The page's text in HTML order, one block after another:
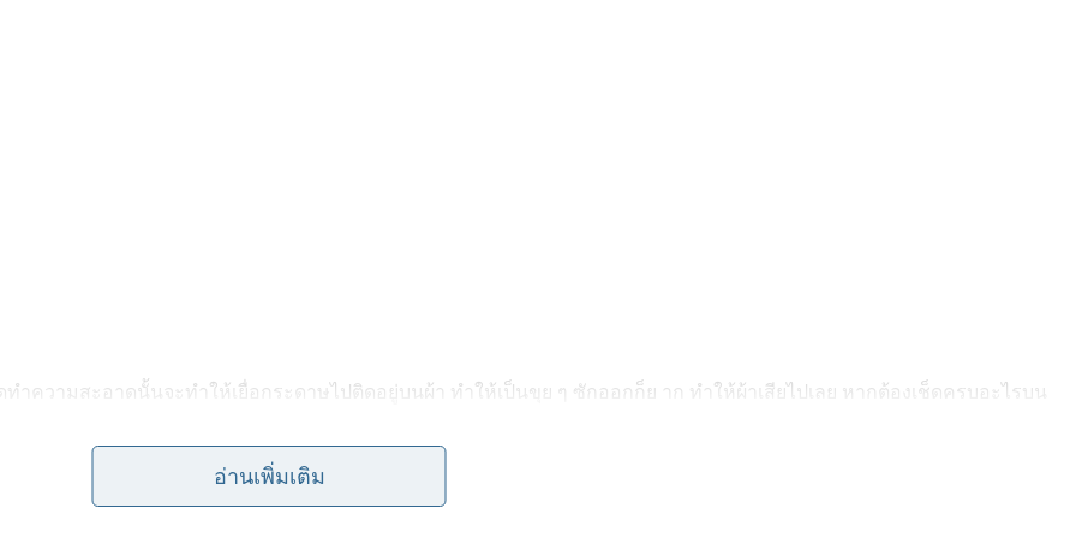
ความสะอาดนั้นจะทำให้เยื่อกระดาษไปติดอยู่บนผ้า ทำให้เป็นขุย ๆ ซักออกก็ย าก ทำให้ผ้าเสียไปเลย หากต้องเช็ดครบอะไรบน
อ่านเพิ่มเติม